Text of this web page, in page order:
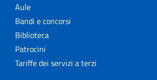
Aule
Bandi e concorsi
Biblioteca
Patrocini
Tariffe dei servizi a terzi